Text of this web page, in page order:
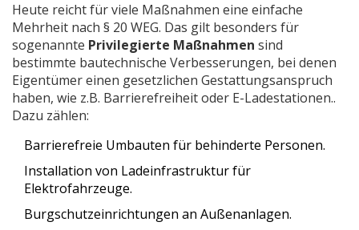
Heute reicht für viele Maßnahmen eine einfache
Mehrheit nach § 20 WEG. Das gilt besonders für
sogenannte Privilegierte Maßnahmen sind
bestimmte bautechnische Verbesserungen, bei denen
Eigentümer einen gesetzlichen Gestattungsanspruch
haben, wie z.B. Barrierefreiheit oder E-Ladestationen..
Dazu zählen:
Barrierefreie Umbauten für behinderte Personen.
Installation von Ladeinfrastruktur für
Elektrofahrzeuge.
Burgschutzeinrichtungen an Außenanlagen.